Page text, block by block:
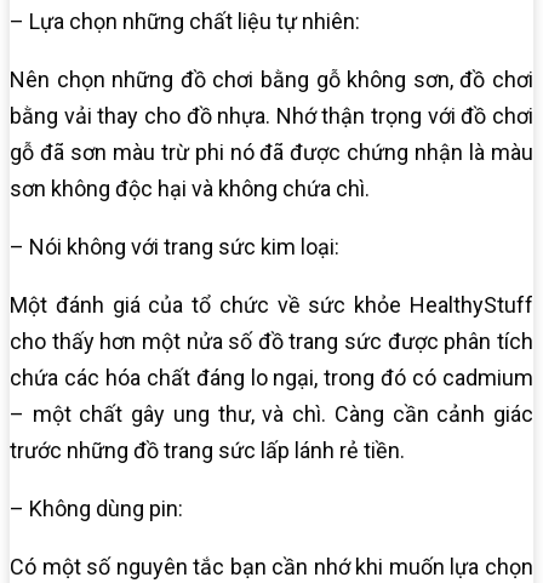
– Lựa chọn những chất liệu tự nhiên:
Nên chọn những đồ chơi bằng gỗ không sơn, đồ chơi
bằng vải thay cho đồ nhựa. Nhớ thận trọng với đồ chơi
gỗ đã sơn màu trừ phi nó đã được chứng nhận là màu
sơn không độc hại và không chứa chì.
– Nói không với trang sức kim loại:
Một đánh giá của tổ chức về sức khỏe HealthyStuff
cho thấy hơn một nửa số đồ trang sức được phân tích
chứa các hóa chất đáng lo ngại, trong đó có cadmium
– một chất gây ung thư, và chì. Càng cần cảnh giác
trước những đồ trang sức lấp lánh rẻ tiền.
– Không dùng pin:
Có một số nguyên tắc bạn cần nhớ khi muốn lựa chọn